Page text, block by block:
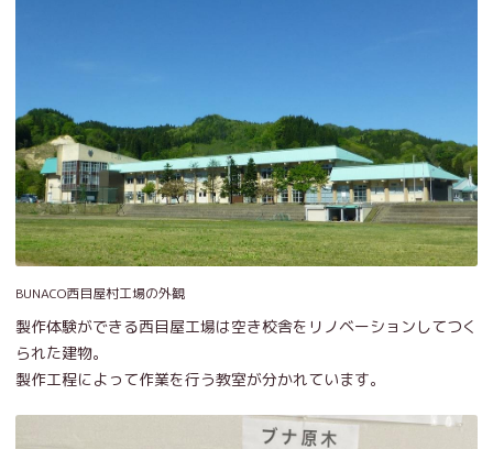
BUNACO西目屋村工場の外観
製作体験ができる西目屋工場は空き校舎をリノベーションしてつく
られた建物。
製作工程によって作業を行う教室が分かれています。